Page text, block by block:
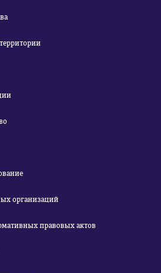
организаций
правовых актов